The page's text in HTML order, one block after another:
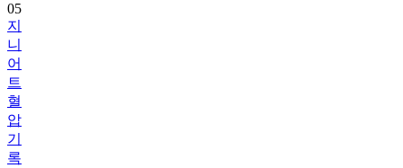
05
지
니
어
트
혈
압
기
록